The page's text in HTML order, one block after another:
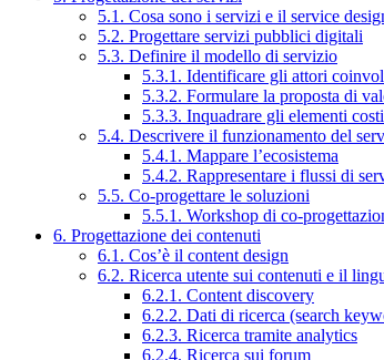
5.1. Cosa sono i servizi e il service
5.2. Progettare servizi pubblici digitali
5.3. Definire il modello di servizio
5.3.1. Identificare gli attori
5.3.2. Formulare la proposta di
5.3.3. Inquadrare gli elementi
5.4. Descrivere il funzionamento del
5.4.1. Mappare l’ecosistema
5.4.2. Rappresentare i flussi di
5.5. Co-progettare le soluzioni
5.5.1. Workshop di co-
6. Progettazione dei contenuti
6.1. Cos’è il content design
6.2. Ricerca utente sui contenuti e il
6.2.1. Content discovery
6.2.2. Dati di ricerca (search
6.2.3. Ricerca tramite analytics
6.2.4. Ricerca sui forum